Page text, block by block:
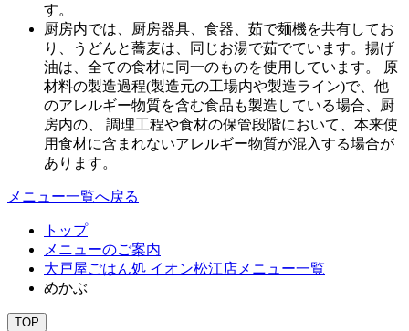
す。
厨房内では、厨房器具、食器、茹で麺機を共有してお
り、うどんと蕎麦は、同じお湯で茹でています。揚げ
油は、全ての食材に同一のものを使用しています。 原
材料の製造過程(製造元の工場内や製造ライン)で、他
のアレルギー物質を含む食品も製造している場合、厨
房内の、 調理工程や食材の保管段階において、本来使
用食材に含まれないアレルギー物質が混入する場合が
あります。
メニュー一覧へ戻る
トップ
メニューのご案内
大戸屋ごはん処 イオン松江店メニュー一覧
めかぶ
TOP